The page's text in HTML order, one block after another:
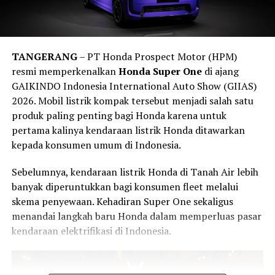
Keselamatan (RUNK)yang menempatkan keselamatan
kendaraan sebagai salah satu pilar utama transportasi
nasional.
Edukasi Keselamatan dan Program
Sosial Bosch
Selain memperagakan teknologi keselamatan modern,
Bosch juga mengedukasi pengunjung mengenai
pentingnya melakukan perawatan kendaraan secara
berkala agar seluruh sistem keselamatan tetap bekerja
secara optimal.
Bosch turut menghadirkan berbagai produk aftermarket
sepertiwiper, busi, filter, lampu, klakson, hingga
komponen otomotif lainnya yang berperan mendukung
Prototipe tersebut juga terlihat menggunakan pelek
berdiameter besar yang dipadukan dengan sistem
pengereman berperforma tinggi. Kombinasi ini
mengindikasikan bahwa Dodge tidak hanya mengejar
angka tenaga, tetapi juga meningkatkan kemampuan
handling dan pengereman.
Menariknya, salah satu unit terlihat membawaRacepak
data logger. Perangkat tersebut digunakan untuk
merekam berbagai parameter kendaraan selama proses
Kehadiran alat tersebut memperkuat dugaan bahwa
prototipe Charger ini sedang menjalani pengembangan
serius, termasuk pengujian performa dan kemungkinan
pengujian di lintasan.
TANGERANG– PT Honda Prospect Motor (HPM)
resmi memperkenalkanHonda Super Onedi ajang
GAIKINDO Indonesia International Auto Show (GIIAS)
2026. Mobil listrik kompak tersebut menjadi salah satu
produk paling penting bagi Honda karena untuk
pertama kalinya kendaraan listrik Honda ditawarkan
kepada konsumen umum di Indonesia.
Sebelumnya, kendaraan listrik Honda di Tanah Air lebih
banyak diperuntukkan bagi konsumen fleet melalui
skema penyewaan. Kehadiran Super One sekaligus
menandai langkah baru Honda dalam memperluas pasar
kendaraan elektrifikasi di Indonesia.